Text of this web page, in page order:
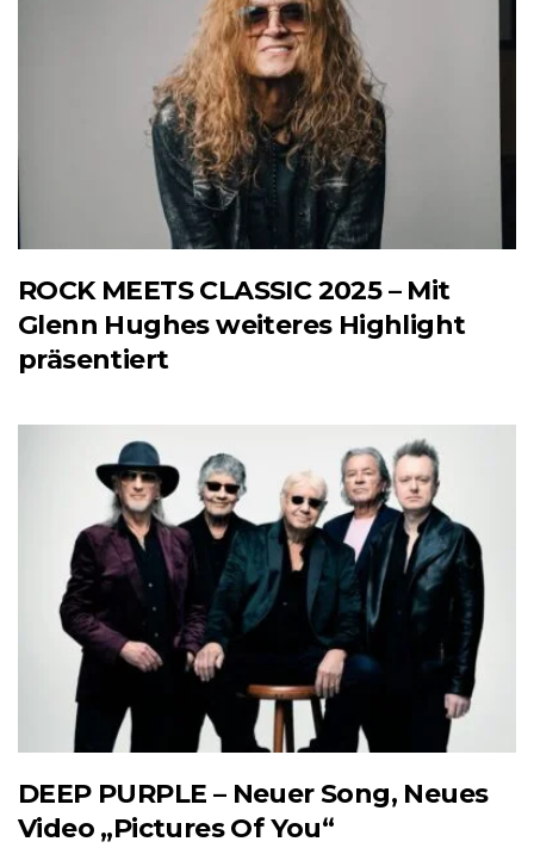
ROCK MEETS CLASSIC 2025 – Mit
Glenn Hughes weiteres Highlight
präsentiert
DEEP PURPLE – Neuer Song, Neues
Video „Pictures Of You“